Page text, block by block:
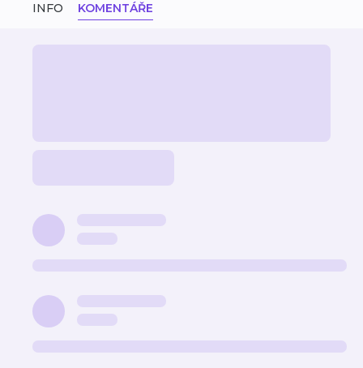
INFO KOMENTÁŘE